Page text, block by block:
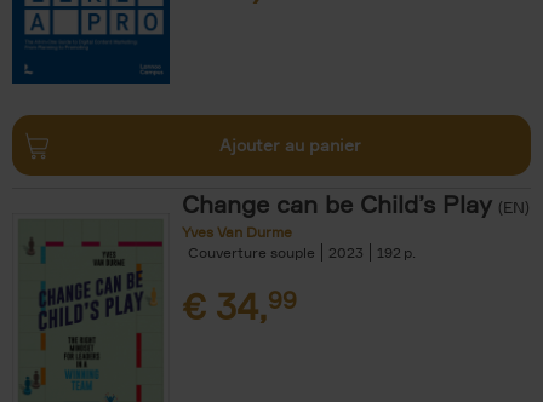
Ajouter au panier
Change can be Child’s Play (EN)
Yves Van Durme
Couverture souple
2023 192
€ 34,99